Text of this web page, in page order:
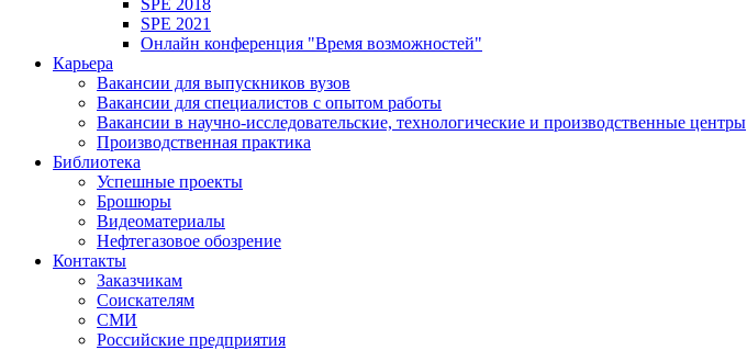
SPE 2018
SPE 2021
Онлайн конференция "Время возможностей"
Карьера
Вакансии для выпускников вузов
Вакансии для специалистов с опытом работы
Вакансии в научно-исследовательские, технологические и производственные центры
Производственная практика
Библиотека
Успешные проекты
Брошюры
Видеоматериалы
Нефтегазовое обозрение
Контакты
Заказчикам
Соискателям
СМИ
Российские предприятия